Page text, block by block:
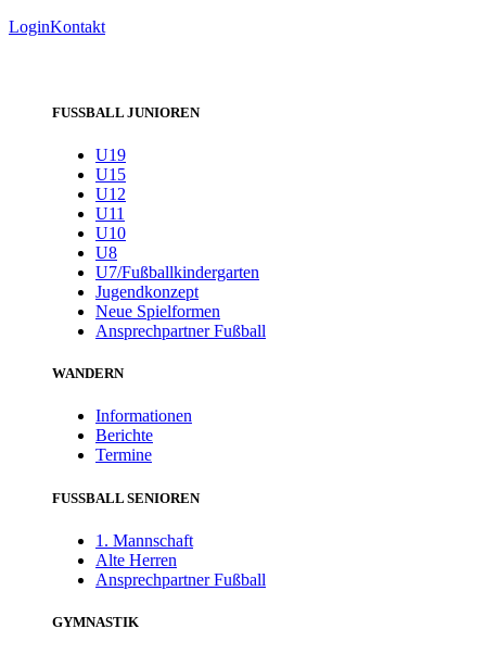
LoginKontakt
FUSSBALL JUNIOREN
U19
U15
U12
U11
U10
U8
U7/Fußballkindergarten
Jugendkonzept
Neue Spielformen
Ansprechpartner Fußball
WANDERN
Informationen
Berichte
Termine
FUSSBALL SENIOREN
1. Mannschaft
Alte Herren
Ansprechpartner Fußball
GYMNASTIK